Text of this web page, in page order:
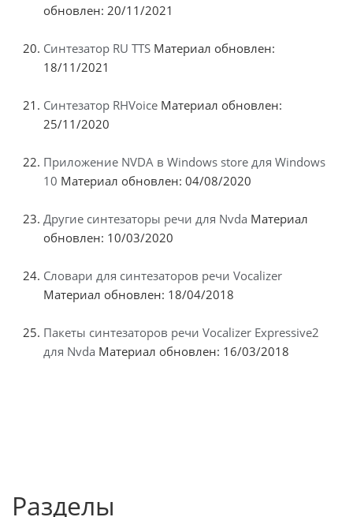
обновлен: 20/11/2021
Синтезатор RU TTS Материал обновлен:
18/11/2021
Синтезатор RHVoice Материал обновлен:
25/11/2020
Приложение NVDA в Windows store для Windows
10 Материал обновлен: 04/08/2020
Другие синтезаторы речи для Nvda Материал
обновлен: 10/03/2020
Словари для синтезаторов речи Vocalizer
Материал обновлен: 18/04/2018
Пакеты синтезаторов речи Vocalizer Expressive2
для Nvda Материал обновлен: 16/03/2018
Разделы